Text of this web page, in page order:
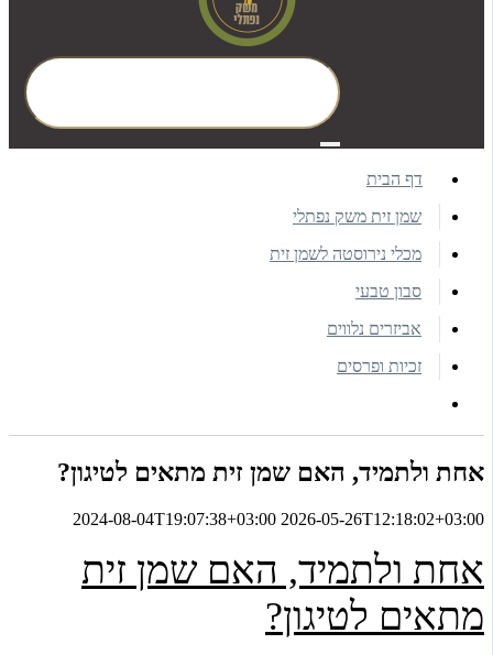
דף הבית
שמן זית משק נפתלי
מכלי נירוסטה לשמן זית
סבון טבעי
אביזרים נלווים
זכיות ופרסים
אחת ולתמיד, האם שמן זית מתאים לטיגון?
2024-08-04T19:07:38+03:00 2026-05-26T12:18:02+03:00
אחת ולתמיד, האם שמן זית
מתאים לטיגון?